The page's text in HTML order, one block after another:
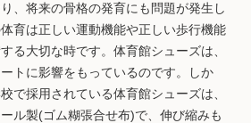
、将来の骨格の発育にも問題が発生し
育は正しい運動機能や正しい歩行機能
る大切な時です。体育館シューズは、
トに影響をもっているのです。しか
で採用されている体育館シューズは、
ル製(ゴム糊張合せ布)で、伸び縮みも